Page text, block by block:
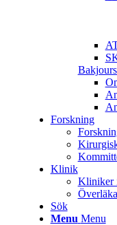
Forskning
Klinik
Kliniker
Sök
Menu Menu